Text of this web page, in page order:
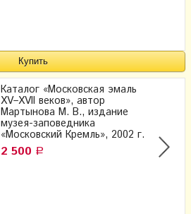
Каталог «Московская эмаль
XV–XVII веков», автор
Мартынова М. В., издание
музея-заповедника
«Московский Кремль», 2002 г.
2 500 Р